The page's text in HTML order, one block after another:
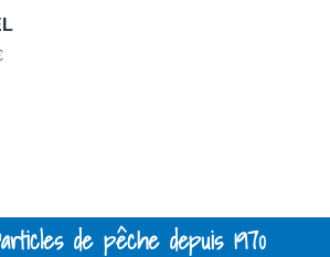
de pêche depuis 1970